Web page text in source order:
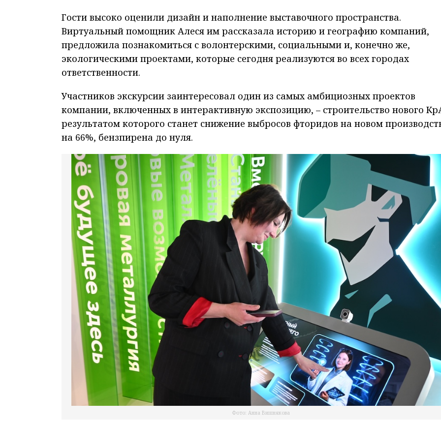
Гости высоко оценили дизайн и наполнение выставочного пространства.
Виртуальный помощник Алеся им рассказала историю и географию компаний,
предложила познакомиться с волонтерскими, социальными и, конечно же,
экологическими проектами, которые сегодня реализуются во всех городах
ответственности.
Участников экскурсии заинтересовал один из самых амбициозных проектов
компании, включенных в интерактивную экспозицию, – строительство нового
результатом которого станет снижение выбросов фторидов на новом
на 66%, бензпирена до нуля.
Фото: Анна Вишнякова